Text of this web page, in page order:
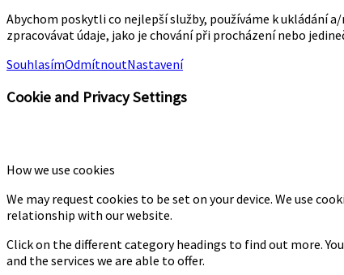
Abychom poskytli co nejlepší služby, používáme k ukládání
zpracovávat údaje, jako je chování při procházení nebo
SouhlasímOdmítnoutNastavení
Cookie and Privacy Settings
How we use cookies
We may request cookies to be set on your device. We use
relationship with our website.
Click on the different category headings to find out more.
and the services we are able to offer.